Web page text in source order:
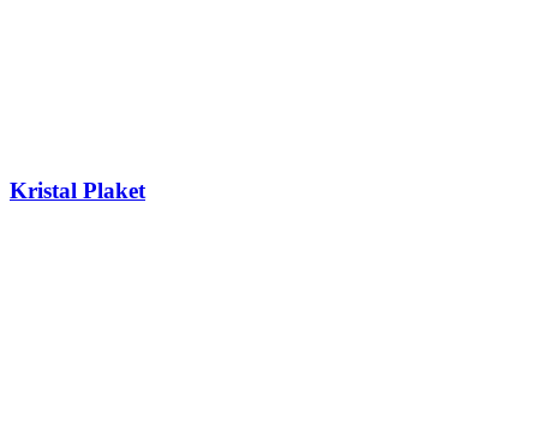
Kristal Plaket